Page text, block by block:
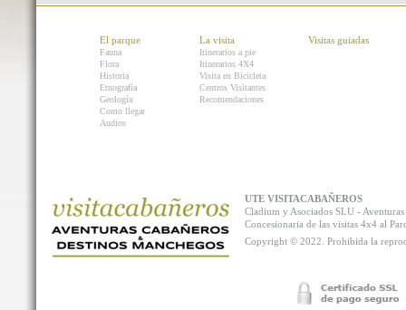
El parque
Fauna
Flora
Historia
Etnografía
Geología
Como llegar
Audios
La visita
Itinerarios a pie
Itinerarios 4X4
Visita en Bicicleta
Centros Visitantes
Recomendaciones
Visitas guiadas
UTE VISITACABAÑEROS
Cladium y Asociados SLU -
Concesionaria de las visitas 4x4 al
Copyright © 2022. Prohibida la